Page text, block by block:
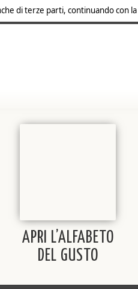
di terze parti, continuando con
APRI L’ALFABETO
DEL GUSTO